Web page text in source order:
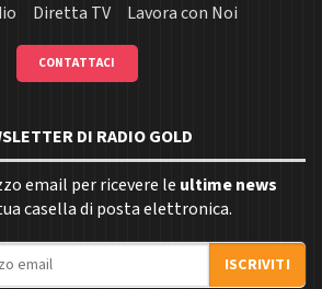
Diretta TV Lavora con Noi
CONTATTACI
DI RADIO GOLD
email per ricevere le ultime news
casella di posta elettronica.
ISCRIVITI